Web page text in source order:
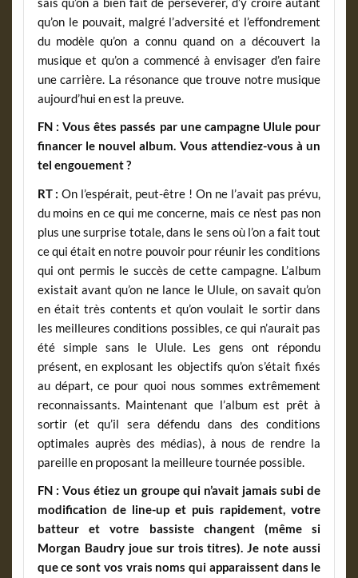
qu’on le pouvait, malgré l’adversité et l’effondrement
du modèle qu’on a connu quand on a découvert la
musique et qu’on a commencé à envisager d’en faire
une carrière. La résonance que trouve notre musique
aujourd’hui en est la preuve.
FN : Vous êtes passés par une campagne Ulule pour
financer le nouvel album. Vous attendiez-vous à un
tel engouement ?
RT : On l’espérait, peut-être ! On ne l’avait pas prévu,
du moins en ce qui me concerne, mais ce n’est pas non
plus une surprise totale, dans le sens où l’on a fait tout
ce qui était en notre pouvoir pour réunir les conditions
qui ont permis le succès de cette campagne. L’album
existait avant qu’on ne lance le Ulule, on savait qu’on
en était très contents et qu’on voulait le sortir dans
les meilleures conditions possibles, ce qui n’aurait pas
été simple sans le Ulule. Les gens ont répondu
présent, en explosant les objectifs qu’on s’était fixés
au départ, ce pour quoi nous sommes extrêmement
reconnaissants. Maintenant que l’album est prêt à
sortir (et qu’il sera défendu dans des conditions
optimales auprès des médias), à nous de rendre la
pareille en proposant la meilleure tournée possible.
FN : Vous étiez un groupe qui n’avait jamais subi de
modification de line-up et puis rapidement, votre
batteur et votre bassiste changent (même si
Morgan Baudry joue sur trois titres). Je note aussi
que ce sont vos vrais noms qui apparaissent dans le